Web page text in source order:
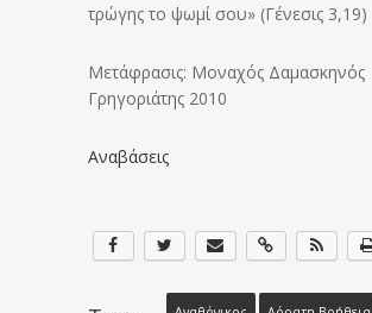
τρώγης το ψωμί σου» (Γένεσις 3,19)
Μετάφρασις: Μοναχός Δαμασκηνός
Γρηγοριάτης 2010
Αναβάσεις